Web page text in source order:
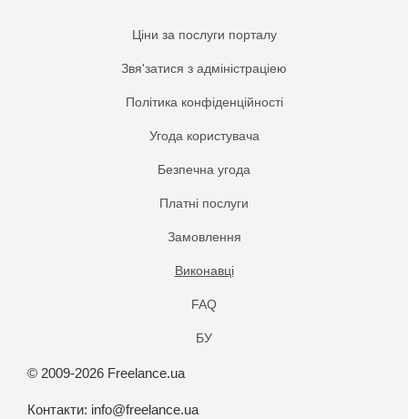
Ціни за послуги порталу
Звя'затися з адміністраціею
Політика конфіденційності
Угода користувача
Безпечна угода
Платнi послуги
Замовлення
Виконавці
FAQ
БУ
© 2009-2026 Freelance.ua
Контакти: info@freelance.ua